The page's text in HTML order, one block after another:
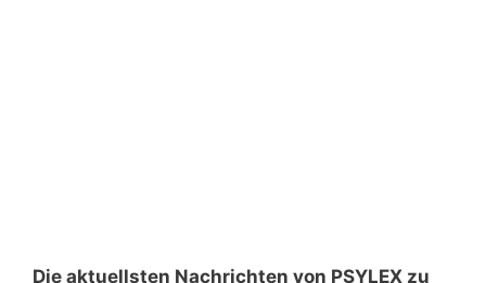
Die aktuellsten Nachrichten von PSYLEX zu